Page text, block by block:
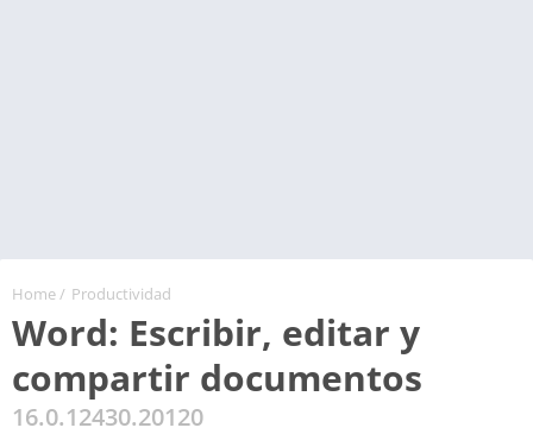
Home/ Productividad
Word: Escribir, editar y
compartir documentos
16.0.12430.20120